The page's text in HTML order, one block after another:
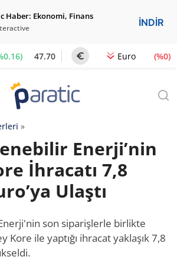
Haber: Ekonomi, Finans
İNDİR
47.70 Euro (%0)
»
Enerji’nin
İhracatı 7,8
Ulaştı
son siparişlerle birlikte
Kore ile yaptığı ihracat yaklaşık 7,8